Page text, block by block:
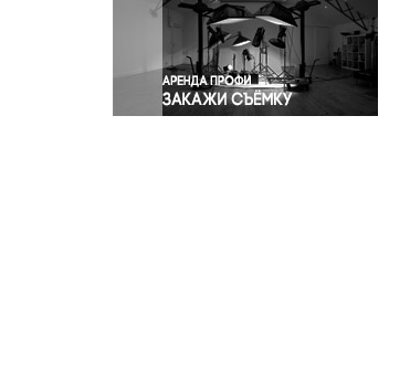
Спорт
Экология
Экономика и бизнес